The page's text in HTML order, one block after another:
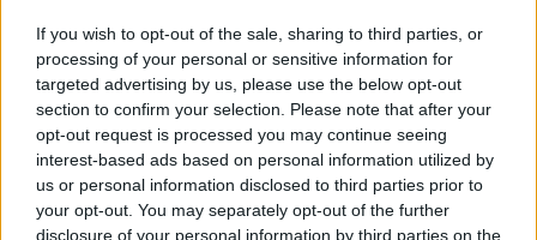
If you wish to opt-out of the sale, sharing to third parties, or
processing of your personal or sensitive information for
targeted advertising by us, please use the below opt-out
section to confirm your selection. Please note that after your
opt-out request is processed you may continue seeing
interest-based ads based on personal information utilized by
us or personal information disclosed to third parties prior to
your opt-out. You may separately opt-out of the further
disclosure of your personal information by third parties on the
VALDICHIANA —L'aglione della Valdichianaprotagonista ieri
sera sul piccolo schermo, sul canale Food Network, nella
trasmissione "L'Italia a morsi" condotta dalla nota food blogger
Chiara Maci.
L'esperta di cucina e di tendenze a tavola ha fatto tappa in